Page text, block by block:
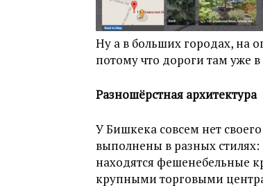
Ну а в больших городах, на
потому что дороги там уже
Разношёрстная архитектура
У Бишкека совсем нет
выполнены в разных
находятся фешенебельные
крупными торговыми